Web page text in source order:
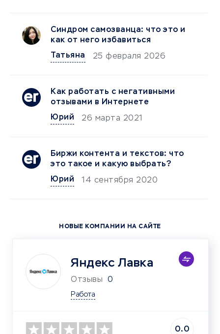
Синдром самозванца: что это и
как от него избавиться
Татьяна
25 февраля 2026
Как работать с негативными
отзывами в Интернете
Юрий
26 марта 2021
Биржи контента и текстов: что
это такое и какую выбрать?
Юрий
14 сентября 2020
НОВЫЕ КОМПАНИИ НА САЙТЕ
Яндекс Лавка
Отзывы 0
Работа
0.0